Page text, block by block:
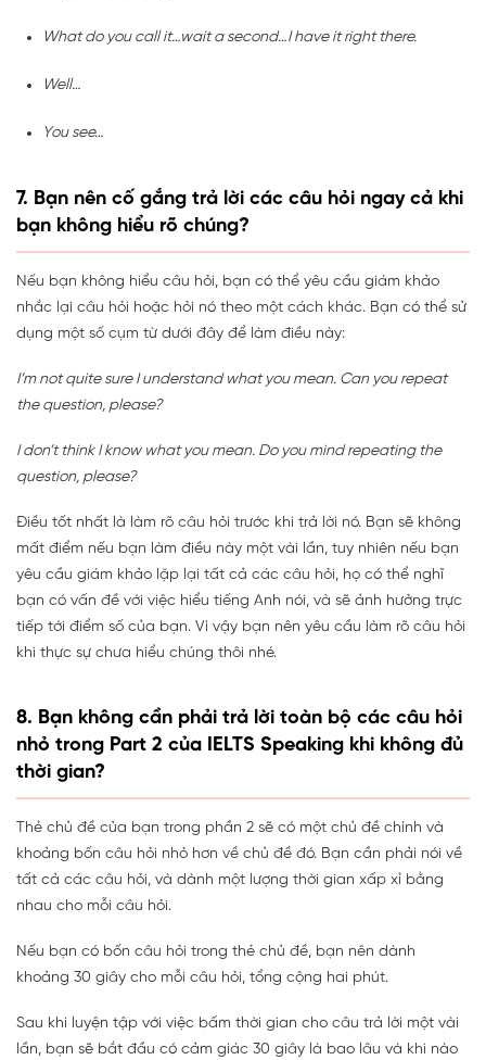
What do you call it…wait a second…I have it right there.
Well…
You see…
7. Bạn nên cố gắng trả lời các câu hỏi ngay cả khi
bạn không hiểu rõ chúng?
Nếu bạn không hiểu câu hỏi, bạn có thể yêu cầu giám khảo
nhắc lại câu hỏi hoặc hỏi nó theo một cách khác. Bạn có thể sử
dụng một số cụm từ dưới đây để làm điều này:
I’m not quite sure I understand what you mean. Can you repeat
the question, please?
I don’t think I know what you mean. Do you mind repeating the
question, please?
Điều tốt nhất là làm rõ câu hỏi trước khi trả lời nó. Bạn sẽ không
mất điểm nếu bạn làm điều này một vài lần, tuy nhiên nếu bạn
yêu cầu giám khảo lặp lại tất cả các câu hỏi, họ có thể nghĩ
bạn có vấn đề với việc hiểu tiếng Anh nói, và sẽ ảnh hưởng trực
tiếp tới điểm số của bạn. Vì vậy bạn nên yêu cầu làm rõ câu hỏi
khi thực sự chưa hiểu chúng thôi nhé.
8. Bạn không cần phải trả lời toàn bộ các câu hỏi
nhỏ trong Part 2 của IELTS Speaking khi không đủ
thời gian?
Thẻ chủ đề của bạn trong phần 2 sẽ có một chủ đề chính và
khoảng bốn câu hỏi nhỏ hơn về chủ đề đó. Bạn cần phải nói về
tất cả các câu hỏi, và dành một lượng thời gian xấp xỉ bằng
nhau cho mỗi câu hỏi.
Nếu bạn có bốn câu hỏi trong thẻ chủ đề, bạn nên dành
khoảng 30 giây cho mỗi câu hỏi, tổng cộng hai phút.
Sau khi luyện tập với việc bấm thời gian cho câu trả lời một vài
lần, bạn sẽ bắt đầu có cảm giác 30 giây là bao lâu và khi nào